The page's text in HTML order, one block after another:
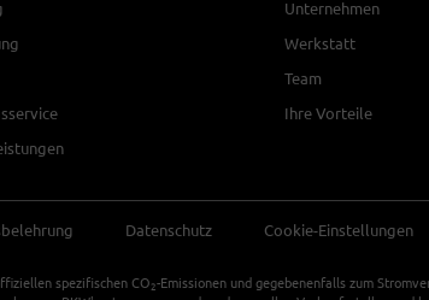
Unternehmen
Werkstatt
Team
Ihre Vorteile
Datenschutz Cookie-Einstellungen
spezifischen CO 2-Emissionen und gegebenenfalls zum